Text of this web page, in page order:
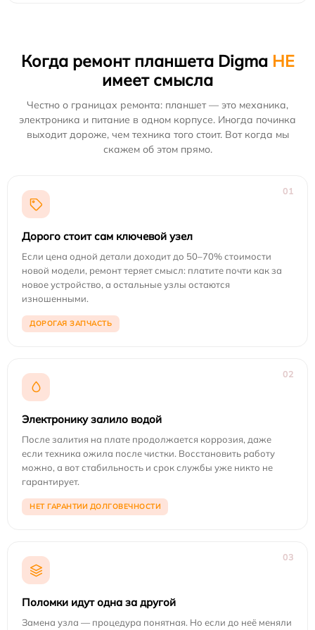
Когда ремонт планшета Digma НЕ
имеет смысла
Честно о границах ремонта: планшет — это механика,
электроника и питание в одном корпусе. Иногда починка
выходит дороже, чем техника того стоит. Вот когда мы
скажем об этом прямо.
01
Дорого стоит сам ключевой узел
Если цена одной детали доходит до 50–70% стоимости
новой модели, ремонт теряет смысл: платите почти как за
новое устройство, а остальные узлы остаются
изношенными.
ДОРОГАЯ ЗАПЧАСТЬ
02
Электронику залило водой
После залития на плате продолжается коррозия, даже
если техника ожила после чистки. Восстановить работу
можно, а вот стабильность и срок службы уже никто не
гарантирует.
НЕТ ГАРАНТИИ ДОЛГОВЕЧНОСТИ
03
Поломки идут одна за другой
Замена узла — процедура понятная. Но если до неё меняли